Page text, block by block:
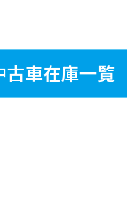
車在庫一覧